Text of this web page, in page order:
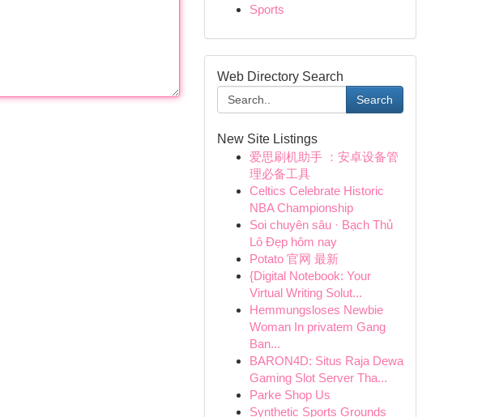
Sports
Web Directory Search
Search
New Site Listings
爱思刷机助手 ：安卓设备管
理必备工具
Celtics Celebrate Historic
NBA Championship
Soi chuyên sâu · Bạch Thủ
Lô Đẹp hôm nay
Potato 官网 最新
{Digital Notebook: Your
Virtual Writing Solut...
Hemmungsloses Newbie
Woman In privatem Gang
Ban...
BARON4D: Situs Raja Dewa
Gaming Slot Server Tha...
Parke Shop Us
Synthetic Sports Grounds